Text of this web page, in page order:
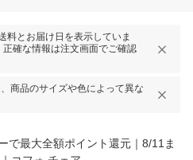
料とお届け日を表示していま
確な情報は注文画面でご確認
商品のサイズや色によって異な
で最大全額ポイント還元｜8/11ま